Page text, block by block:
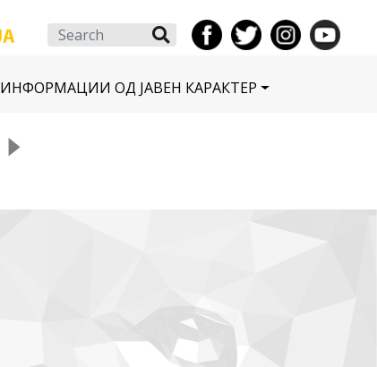
Search
ИНФОРМАЦИИ ОД ЈАВЕН КАРАКТЕР